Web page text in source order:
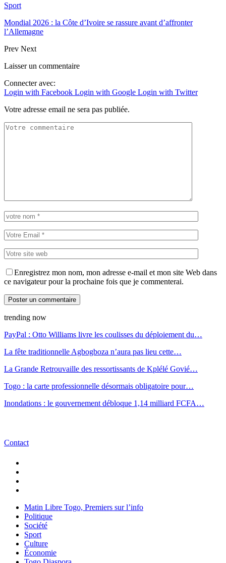
Sport
Mondial 2026 : la Côte d’Ivoire se rassure avant d’affronter
l’Allemagne
Prev Next
Laisser un commentaire
Connecter avec:
Login with Facebook Login with Google Login with Twitter
Votre adresse email ne sera pas publiée.
Enregistrez mon nom, mon adresse e-mail et mon site Web dans
ce navigateur pour la prochaine fois que je commenterai.
trending now
PayPal : Otto Williams livre les coulisses du déploiement du…
La fête traditionnelle Agbogboza n’aura pas lieu cette…
La Grande Retrouvaille des ressortissants de Kplélé Govié…
Togo : la carte professionnelle désormais obligatoire pour…
Inondations : le gouvernement débloque 1,14 milliard FCFA…
Contact
Matin Libre Togo, Premiers sur l’info
Politique
Société
Sport
Culture
Économie